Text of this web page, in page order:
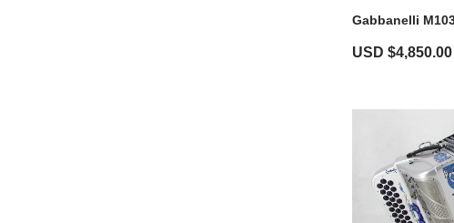
Gabbanelli
USD $4,850.00